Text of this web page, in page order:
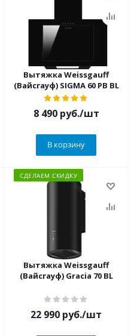
Вытяжка Weissgauff
(Вайсгауф) SIGMA 60 PB BL
8 490руб./шт
В корзину
СДЕЛАЕМ СКИДКУ
Вытяжка Weissgauff
(Вайсгауф) Gracia 70 BL
22 990 руб./шт